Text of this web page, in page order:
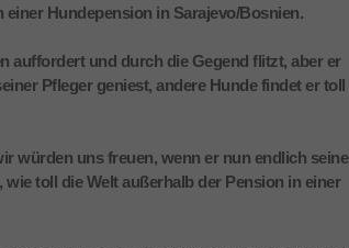
Hundepension in Sarajevo/Bosnien.
auffordert und durch die Gegend flitzt, aber er
Pfleger geniest, andere Hunde findet er toll
würden uns freuen, wenn er nun endlich seine
toll die Welt außerhalb der Pension in einer